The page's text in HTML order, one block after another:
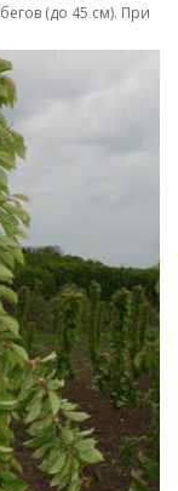
(до 45 см). При